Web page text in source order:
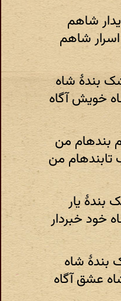
شاهم
شاهم
بندهٔ شاه
خویش آگاه
بندهام من
من
بندهٔ یار
خود خبردار
بندهٔ شاه
عشق آگاه